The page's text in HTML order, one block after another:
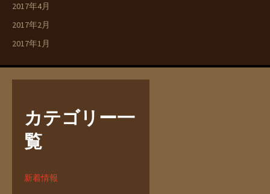
2017年4月
2017年2月
2017年1月
カテゴリー一
覧
新着情報